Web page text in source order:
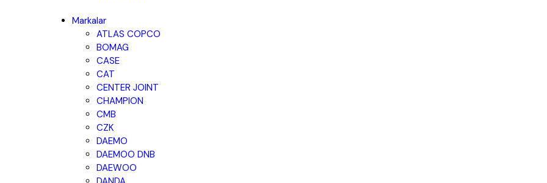
Markalar
ATLAS COPCO
BOMAG
CASE
CAT
CENTER JOINT
CHAMPION
CMB
CZK
DAEMO
DAEMOO DNB
DAEWOO